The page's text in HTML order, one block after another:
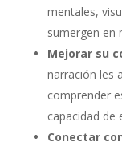
mentales,
sumergen en
Mejorar su
narración les
comprender
capacidad de
Conectar